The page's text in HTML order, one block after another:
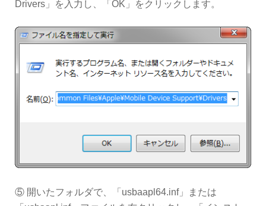
Drivers」を入力し、「OK」をクリックします。
⑤ 開いたフォルダで、「usbaapl64.inf」または